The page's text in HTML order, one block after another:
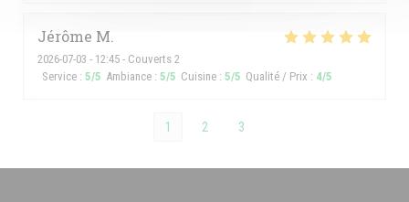
Jérôme M
2026-07-03 - 12:45 - Couverts 2
Service : 5/5 Ambiance : 5/5 Cuisine : 5/5 Qualité / Prix : 4/5
1 2 3